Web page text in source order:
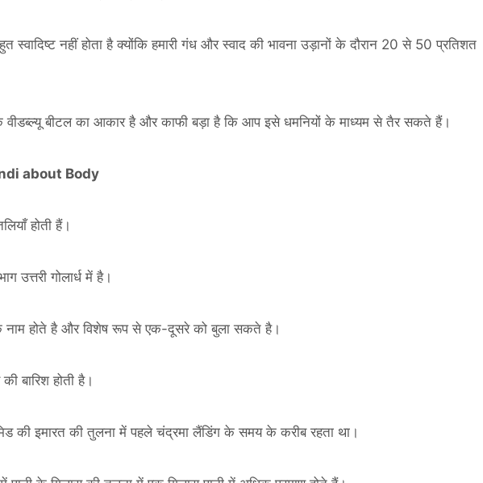
स्वादिष्ट नहीं होता है क्योंकि हमारी गंध और स्वाद की भावना उड़ानों के दौरान 20 से 50 प्रतिशत
बीटल का आकार है और काफी बड़ा है कि आप इसे धमनियों के माध्यम से तैर सकते हैं।
about Body
होती हैं।
उत्तरी गोलार्ध में है।
होते है और विशेष रूप से एक-दूसरे को बुला सकते है।
बारिश होती है।
की इमारत की तुलना में पहले चंद्रमा लैंडिंग के समय के करीब रहता था।